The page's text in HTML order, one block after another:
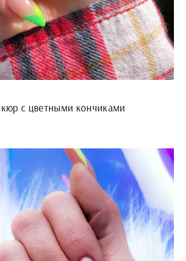
с цветными кончиками